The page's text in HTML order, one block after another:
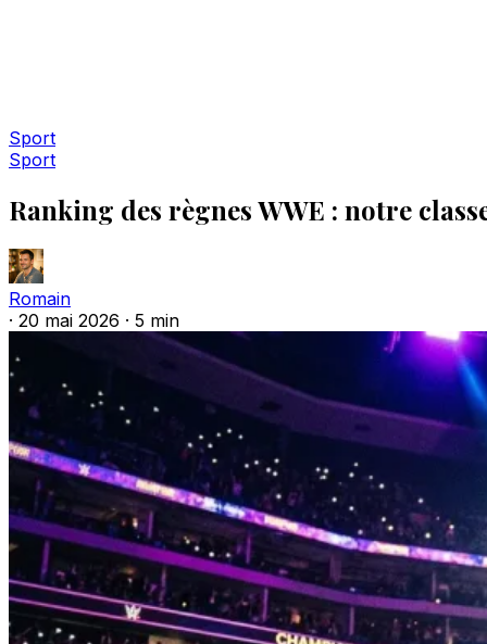
Sport
Sport
Ranking des règnes WWE : notre
Romain
· 20 mai 2026 · 5 min